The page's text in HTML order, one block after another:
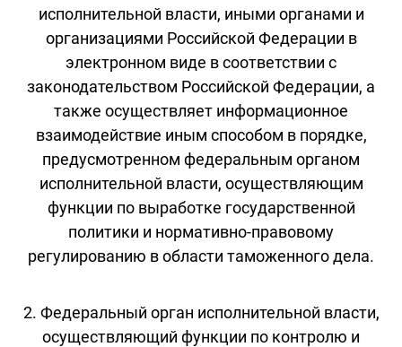
исполнительной власти, иными органами и
организациями Российской Федерации в
электронном виде в соответствии с
законодательством Российской Федерации, а
также осуществляет информационное
взаимодействие иным способом в порядке,
предусмотренном федеральным органом
исполнительной власти, осуществляющим
функции по выработке государственной
политики и нормативно-правовому
регулированию в области таможенного дела.
2. Федеральный орган исполнительной власти,
осуществляющий функции по контролю и